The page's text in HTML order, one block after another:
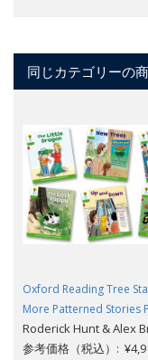
同じカテゴリーの
Oxford Reading Tree
More Patterned Stories
Roderick Hunt & Alex
参考価格（税込）: